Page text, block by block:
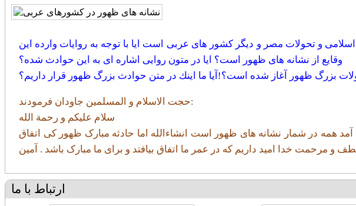
و تحولات مصر و دیگر کشور های عربی است ایا با توجه به روایات وارده این
وقایع از نشانه های ظهور است؟ ایا در متون روایی اشاره ای به این حوادث شده؟
بزرگ ظهور آغاز شده است؟!آيا ما اينك در متن حوادث بزرگ ظهور قرار داريم؟
حجت الاسلام و المسلمين جاودان فرمودند:
سلام علیکم و رحمة الله
همه در شمار نشانه های ظهور است انشاءالله اما حادثه مبارک ظهور کی اتفاق
و مرحمت خدا امید داریم که در عمر ما اتفاق بیافتد و برای ما مبارک باشد . آمین
ارتباط با ما